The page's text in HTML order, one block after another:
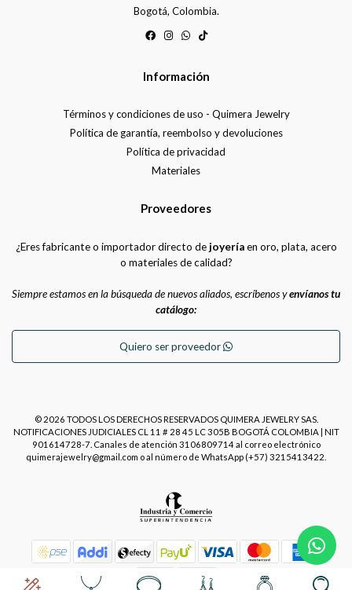
Bogotá, Colombia.
Información
Términos y condiciones de uso - Quimera Jewelry
Política de garantía, reembolso y devoluciones
Política de privacidad
Materiales
Proveedores
¿Eres fabricante o importador directo dejoyeríaen oro, plata, acero
o materiales de calidad?
Siempre estamos en la búsqueda de nuevos aliados, escríbenos yenvíanos tu
catálogo:
Quiero ser proveedor
© 2026 TODOS LOS DERECHOS RESERVADOS QUIMERA JEWELRY SAS.
NOTIFICACIONES JUDICIALES CL 11 # 28 45 LC 305B BOGOTÁ COLOMBIA | NIT
901614728-7. Canales de atención 3106809714 al correo electrónico
quimerajewelry@gmail.com o al número de WhatsApp (+57) 3215413422.